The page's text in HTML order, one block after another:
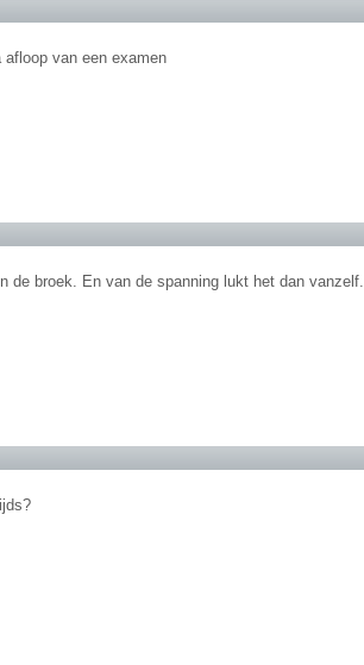
van een examen
de broek. En van de spanning lukt het dan vanzelf.